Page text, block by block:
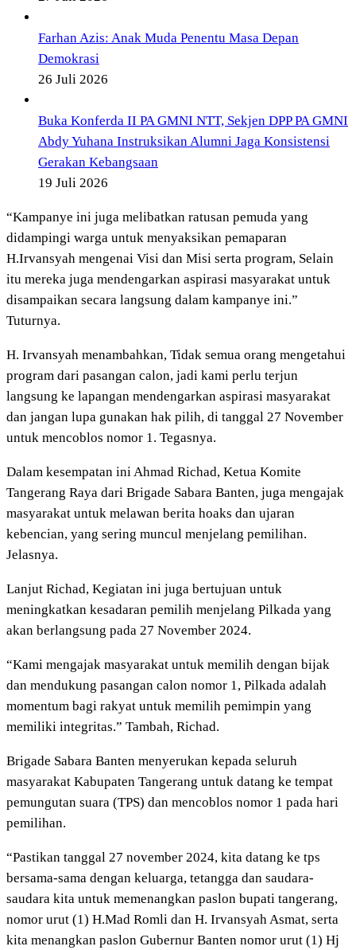
Farhan Azis: Anak Muda Penentu Masa Depan
Demokrasi
26 Juli 2026
Buka Konferda II PA GMNI NTT, Sekjen DPP PA GMNI
Abdy Yuhana Instruksikan Alumni Jaga Konsistensi
Gerakan Kebangsaan
19 Juli 2026
“Kampanye ini juga melibatkan ratusan pemuda yang
didampingi warga untuk menyaksikan pemaparan
H.Irvansyah mengenai Visi dan Misi serta program, Selain
itu mereka juga mendengarkan aspirasi masyarakat untuk
disampaikan secara langsung dalam kampanye ini.”
Tuturnya.
H. Irvansyah menambahkan, Tidak semua orang mengetahui
program dari pasangan calon, jadi kami perlu terjun
langsung ke lapangan mendengarkan aspirasi masyarakat
dan jangan lupa gunakan hak pilih, di tanggal 27 November
untuk mencoblos nomor 1. Tegasnya.
Dalam kesempatan ini Ahmad Richad, Ketua Komite
Tangerang Raya dari Brigade Sabara Banten, juga mengajak
masyarakat untuk melawan berita hoaks dan ujaran
kebencian, yang sering muncul menjelang pemilihan.
Jelasnya.
Lanjut Richad, Kegiatan ini juga bertujuan untuk
meningkatkan kesadaran pemilih menjelang Pilkada yang
akan berlangsung pada 27 November 2024.
“Kami mengajak masyarakat untuk memilih dengan bijak
dan mendukung pasangan calon nomor 1, Pilkada adalah
momentum bagi rakyat untuk memilih pemimpin yang
memiliki integritas.” Tambah, Richad.
Brigade Sabara Banten menyerukan kepada seluruh
masyarakat Kabupaten Tangerang untuk datang ke tempat
pemungutan suara (TPS) dan mencoblos nomor 1 pada hari
pemilihan.
“Pastikan tanggal 27 november 2024, kita datang ke tps
bersama-sama dengan keluarga, tetangga dan saudara-
saudara kita untuk memenangkan paslon bupati tangerang,
nomor urut (1) H.Mad Romli dan H. Irvansyah Asmat, serta
kita menangkan paslon Gubernur Banten nomor urut (1) Hj